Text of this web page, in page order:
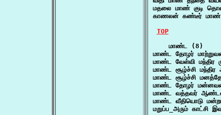
மதலை மாண் குடி
காணலன் கண்டீர்
TOP
    மாண்ட (8)
மாண்ட தோழர்
மாண்ட வேள்வி
மாண்ட சூழ்ச்சி
மாண்ட சூழ்ச்சி
மாண்ட தோழர்
மாண்ட வத்தவர்
மாண்ட வீதியொடு
மறுப்ப_அரும்